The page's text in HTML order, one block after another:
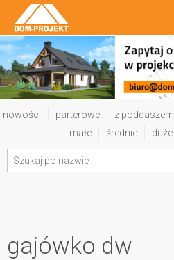
nowości parterowe z poddaszem
małe
średnie duże
gajówko dw